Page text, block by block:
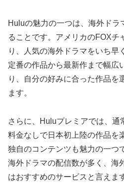
Huluの魅力の一つは、海外ドラ
ることです。アメリカのFOXチ
り、人気の海外ドラマをいち早
定番の作品から最新作まで幅広
り、自分の好みに合った作品を
ます。
さらに、Huluプレミアでは、通
料金なしで日本初上陸の作品を
独自のコンテンツも魅力の一つ
海外ドラマの配信数が多く、海
はおすすめのサービスと言えま